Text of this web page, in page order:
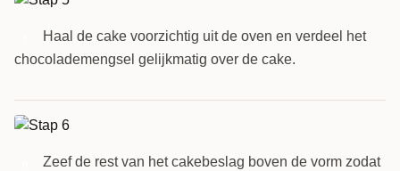
Haal de cake voorzichtig uit de oven en verdeel het
chocolademengsel gelijkmatig over de cake.
Zeef de rest van het cakebeslag boven de vorm zodat